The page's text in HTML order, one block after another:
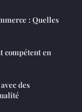
: Quelles
compétent en
des